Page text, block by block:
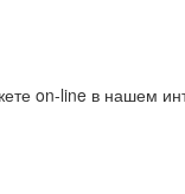
on-line в нашем